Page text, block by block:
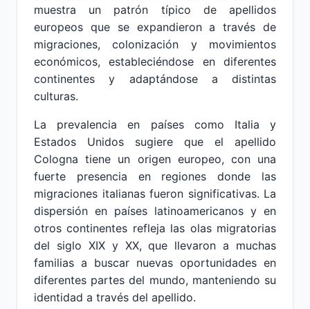
muestra un patrón típico de apellidos
europeos que se expandieron a través de
migraciones, colonización y movimientos
económicos, estableciéndose en diferentes
continentes y adaptándose a distintas
culturas.
La prevalencia en países como Italia y
Estados Unidos sugiere que el apellido
Cologna tiene un origen europeo, con una
fuerte presencia en regiones donde las
migraciones italianas fueron significativas. La
dispersión en países latinoamericanos y en
otros continentes refleja las olas migratorias
del siglo XIX y XX, que llevaron a muchas
familias a buscar nuevas oportunidades en
diferentes partes del mundo, manteniendo su
identidad a través del apellido.